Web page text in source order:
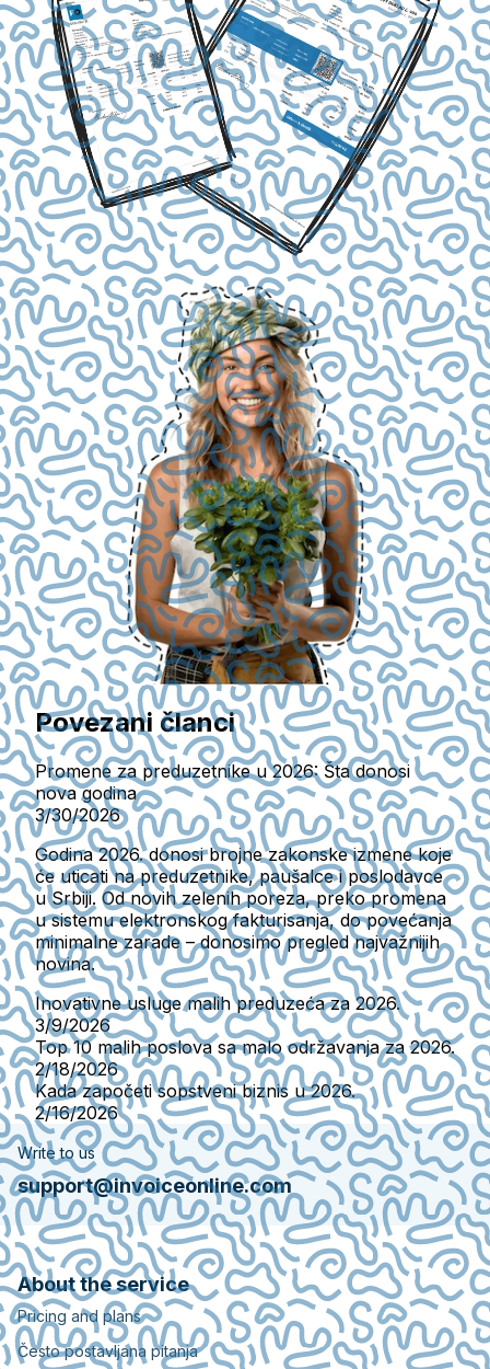
Povezani članci
Promene za preduzetnike u 2026: Šta donosi
nova godina
3/30/2026
Godina 2026. donosi brojne zakonske izmene koje
će uticati na preduzetnike, paušalce i poslodavce
u Srbiji. Od novih zelenih poreza, preko promena
u sistemu elektronskog fakturisanja, do povećanja
minimalne zarade – donosimo pregled najvažnijih
novina.
Inovativne usluge malih preduzeća za 2026.
3/9/2026
Top 10 malih poslova sa malo održavanja za 2026.
2/18/2026
Kada započeti sopstveni biznis u 2026.
2/16/2026
Write to us
support@invoiceonline.com
About the service
Pricing and plans
Često postavljana pitanja